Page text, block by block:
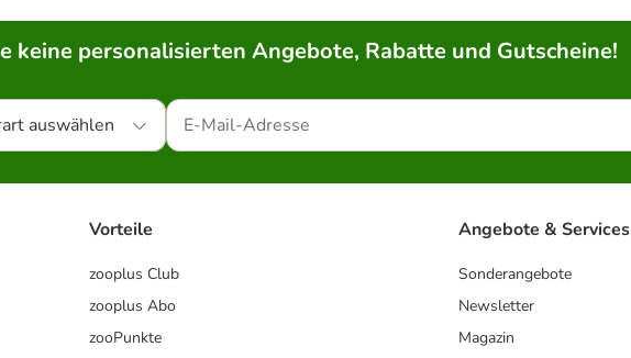
keine personalisierten Angebote, Rabatte und Gutscheine!
auswählen
Vorteile
zooplus Club
zooplus Abo
zooPunkte
Angebote & Services
Sonderangebote
Newsletter
Magazin